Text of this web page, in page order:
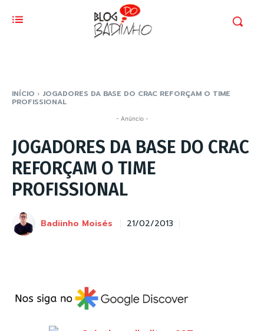
INÍCIO JOGADORES DA BASE DO CRAC REFORÇAM O TIME
PROFISSIONAL
- Anúncio -
JOGADORES DA BASE DO CRAC
REFORÇAM O TIME
PROFISSIONAL
Badiinho Moisés 21/02/2013